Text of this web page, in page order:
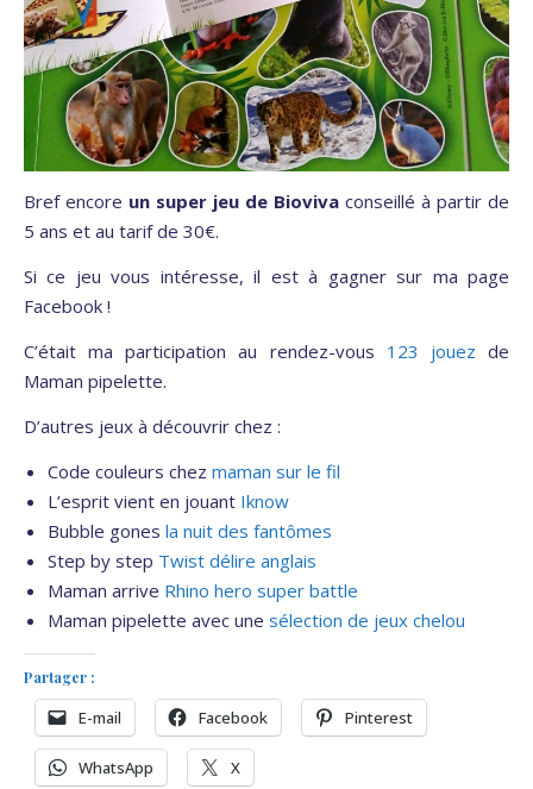
Bref encore un super jeu de Bioviva conseillé à partir de
5 ans et au tarif de 30€.
Si ce jeu vous intéresse, il est à gagner sur ma page
Facebook !
C’était ma participation au rendez-vous 123 jouez de
Maman pipelette.
D’autres jeux à découvrir chez :
Code couleurs chez maman sur le fil
L’esprit vient en jouant Iknow
Bubble gones la nuit des fantômes
Step by step Twist délire anglais
Maman arrive Rhino hero super battle
Maman pipelette avec une sélection de jeux chelou
Partager :
E-mail Facebook Pinterest
WhatsApp X